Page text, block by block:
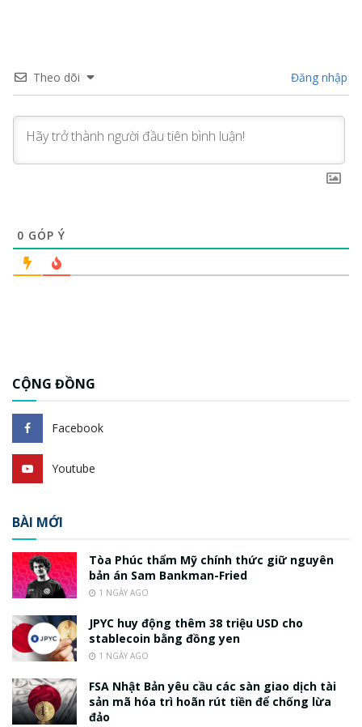
Theo dõi Đăng nhập
0 GÓP Ý
CỘNG ĐỒNG
Facebook
Youtube
BÀI MỚI
Tòa Phúc thẩm Mỹ chính thức giữ nguyên
bản án Sam Bankman-Fried
1 NGÀY AGO
JPYC huy động thêm 38 triệu USD cho
stablecoin bằng đồng yen
1 NGÀY AGO
FSA Nhật Bản yêu cầu các sàn giao dịch tài
sản mã hóa trì hoãn rút tiền để chống lừa
đảo